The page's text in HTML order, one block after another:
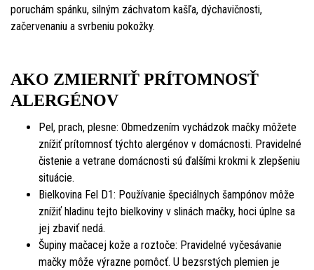
poruchám spánku, silným záchvatom kašľa, dýchavičnosti,
začervenaniu a svrbeniu pokožky.
AKO ZMIERNIŤ PRÍTOMNOSŤ
ALERGÉNOV
Pel, prach, plesne: Obmedzením vychádzok mačky môžete
znížiť prítomnosť týchto alergénov v domácnosti. Pravidelné
čistenie a vetrane domácnosti sú ďalšími krokmi k zlepšeniu
situácie.
Bielkovina Fel D1: Používanie špeciálnych šampónov môže
znížiť hladinu tejto bielkoviny v slinách mačky, hoci úplne sa
jej zbaviť nedá.
Šupiny mačacej kože a roztoče: Pravidelné vyčesávanie
mačky môže výrazne pomôcť. U bezsrstých plemien je